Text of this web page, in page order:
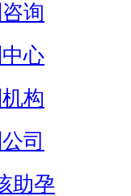
询
心
构
司
助孕